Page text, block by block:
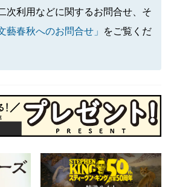
次利用などに関するお問合せ、そ
藝春秋へのお問合せ」
をご覧くだ